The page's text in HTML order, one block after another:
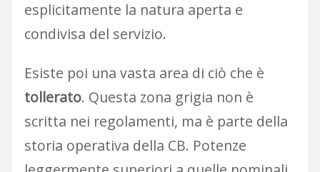
esplicitamente la natura aperta e
condivisa del servizio.
Esiste poi una vasta area di ciò che è
tollerato. Questa zona grigia non è
scritta nei regolamenti, ma è parte della
storia operativa della CB. Potenze